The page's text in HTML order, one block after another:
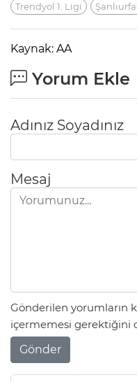
Trendyol 1. Ligi
Kaynak: AA
Yorum Ekle
Adınız Soyadınız
Mesaj
Gönderilen yorumların
içermemesi gerektiğini
Gönder